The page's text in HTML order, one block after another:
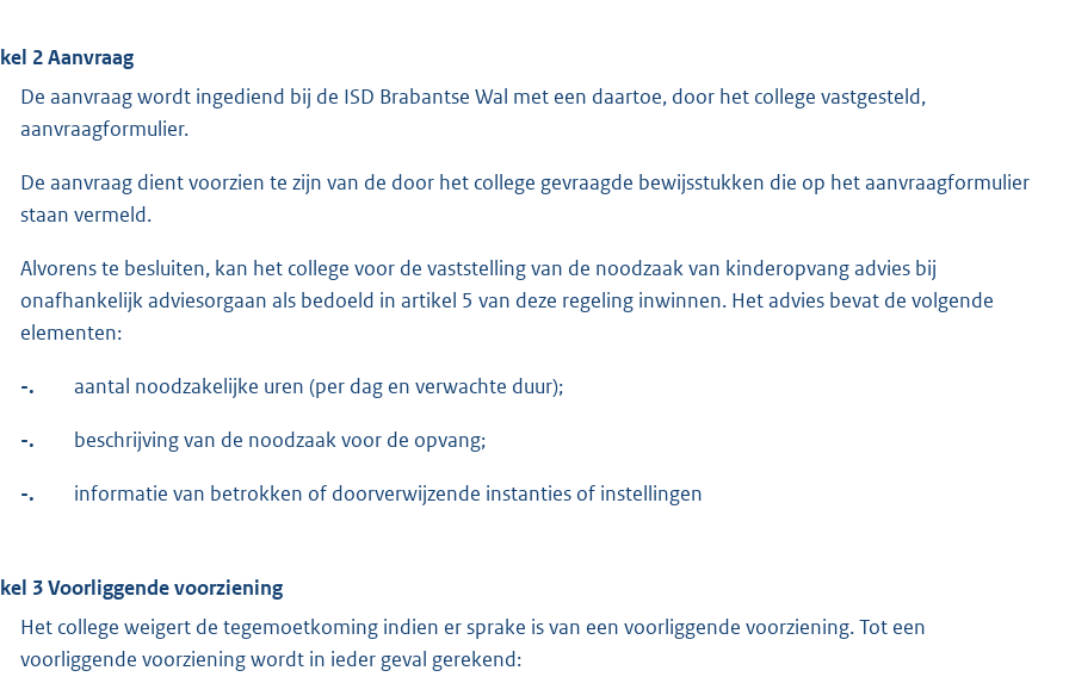
2 Aanvraag
De aanvraag wordt ingediend bij de ISD Brabantse Wal met een daartoe, door het college vastgesteld,
aanvraagformulier.
De aanvraag dient voorzien te zijn van de door het college gevraagde bewijsstukken die op het aanvraagformulier
staan vermeld.
Alvorens te besluiten, kan het college voor de vaststelling van de noodzaak van kinderopvang advies bij
onafhankelijk adviesorgaan als bedoeld in artikel 5 van deze regeling inwinnen. Het advies bevat de volgende
elementen:
-. aantal noodzakelijke uren (per dag en verwachte duur);
-. beschrijving van de noodzaak voor de opvang;
-. informatie van betrokken of doorverwijzende instanties of instellingen
3 Voorliggende voorziening
Het college weigert de tegemoetkoming indien er sprake is van een voorliggende voorziening. Tot een
voorliggende voorziening wordt in ieder geval gerekend: